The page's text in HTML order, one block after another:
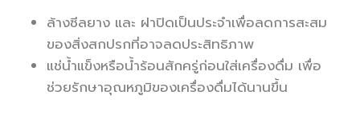
ล้างซีลยาง และ ฝาปิดเป็นประจำเพื่อลดการสะสม
ของสิ่งสกปรกที่อาจลดประสิทธิภาพ
แช่น้ำแข็งหรือน้ำร้อนสักครู่ก่อนใส่เครื่องดื่ม เพื่อ
ช่วยรักษาอุณหภูมิของเครื่องดื่มได้นานขึ้น